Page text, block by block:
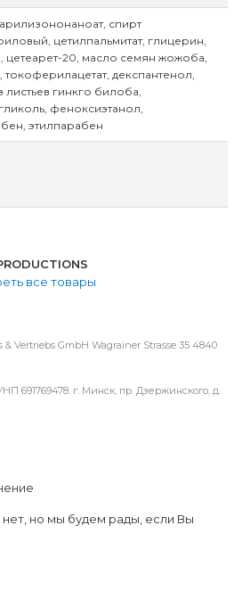
спирт
цетилпальмитат, глицерин,
цетеарет-20, масло семян жожоба,
токоферилацетат, декспантенол,
листьев гинкго билоба,
феноксиэтанол,
этилпарабен
все товары
Vertriebs GmbH Wagrainer Strasse 35 4840
691769478. г. Минск, пр. Дзержинского, д.
но мы будем рады, если Вы